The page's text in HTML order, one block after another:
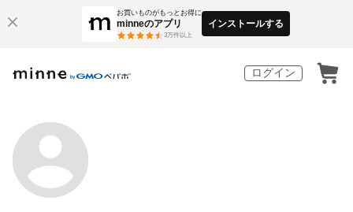
お買いものがもっとお得に
minneのアプリ
3万件以上
インストールする
ログイン